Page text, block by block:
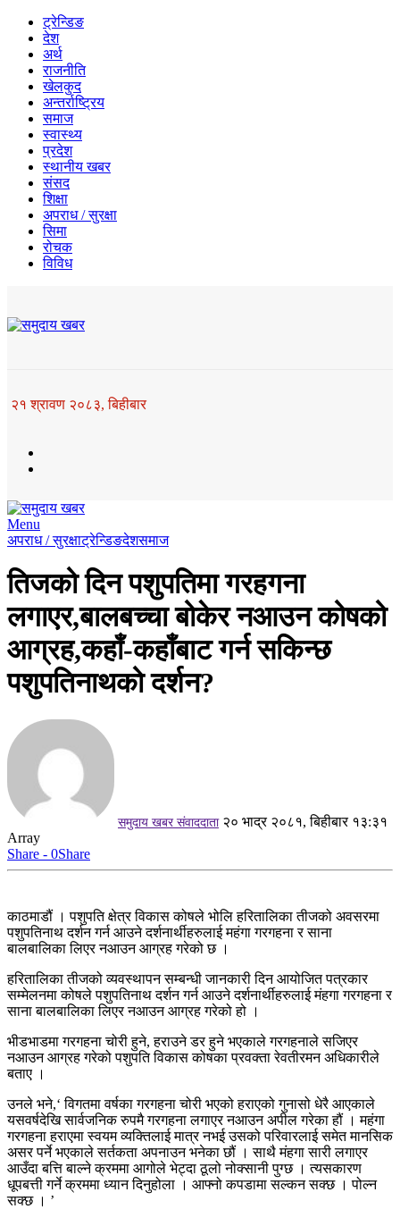
ट्रेन्डिङ
देश
अर्थ
राजनीति
खेलकुद
अन्तर्राष्ट्रिय
समाज
स्वास्थ्य
प्रदेश
स्थानीय खबर
संसद
शिक्षा
अपराध / सुरक्षा
सिमा
रोचक
विविध
२१ श्रावण २०८३, बिहीबार
Menu
अपराध / सुरक्षाट्रेन्डिङदेशसमाज
तिजको दिन पशुपतिमा गरहगना
लगाएर,बालबच्चा बोकेर नआउन कोषको
आग्रह,कहाँ-कहाँबाट गर्न सकिन्छ
पशुपतिनाथको दर्शन?
समुदाय खबर संवाददाता २० भाद्र २०८१, बिहीबार १३:३१
Array
Share - 0Share
काठमाडौं । पशुपति क्षेत्र विकास कोषले भोलि हरितालिका तीजको अवसरमा
पशुपतिनाथ दर्शन गर्न आउने दर्शनार्थीहरुलाई महंगा गरगहना र साना
बालबालिका लिएर नआउन आग्रह गरेको छ ।
हरितालिका तीजको व्यवस्थापन सम्बन्धी जानकारी दिन आयोजित पत्रकार
सम्मेलनमा कोषले पशुपतिनाथ दर्शन गर्न आउने दर्शनार्थीहरुलाई मंहगा गरगहना र
साना बालबालिका लिएर नआउन आग्रह गरेको हो ।
भीडभाडमा गरगहना चोरी हुने, हराउने डर हुने भएकाले गरगहनाले सजिएर
नआउन आग्रह गरेको पशुपति विकास कोषका प्रवक्ता रेवतीरमन अधिकारीले
बताए ।
उनले भने,‘ विगतमा वर्षका गरगहना चोरी भएको हराएको गुनासो धेरै आएकाले
यसवर्षदेखि सार्वजनिक रुपमै गरगहना लगाएर नआउन अपील गरेका हौं । महंगा
गरगहना हराएमा स्वयम व्यक्तिलाई मात्र नभई उसको परिवारलाई समेत मानसिक
असर पर्ने भएकाले सर्तकता अपनाउन भनेका छौं । साथै मंहगा सारी लगाएर
आउँदा बत्ति बाल्ने क्रममा आगोले भेट्दा ठूलो नोक्सानी पुग्छ । त्यसकारण
धूपबत्ती गर्ने क्रममा ध्यान दिनुहोला । आफ्नो कपडामा सल्कन सक्छ । पोल्न
सक्छ । ’